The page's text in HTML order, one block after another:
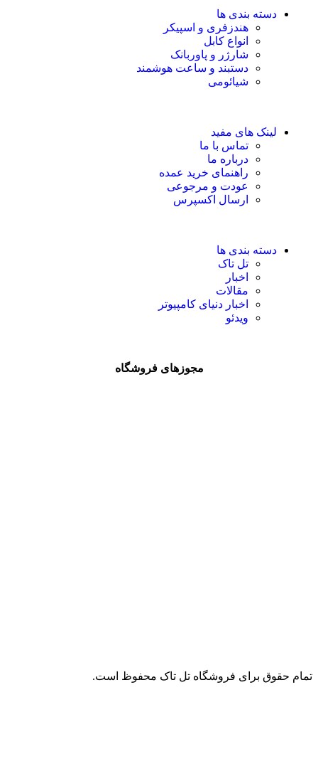
دسته بندی ها
هندزفری و اسپیکر
انواع کابل
شارژر و پاوربانک
دستبند و ساعت هوشمند
شیائومی
لینک های مفید
تماس با ما
درباره ما
راهنمای خرید عمده
عودت و مرجوعی
ارسال اکسپرس
دسته بندی ها
تل تاک
اخبار
مقالات
اخبار دنیای کامپیوتر
ویدئو
مجوزهای فروشگاه
تمام حقوق برای فروشگاه تل تاک محفوظ است.